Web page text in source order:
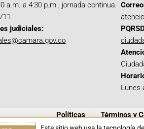
a.m. a 4:30 p.m., jornada continua.
judiciales:
Lunes
Políticas Términos y